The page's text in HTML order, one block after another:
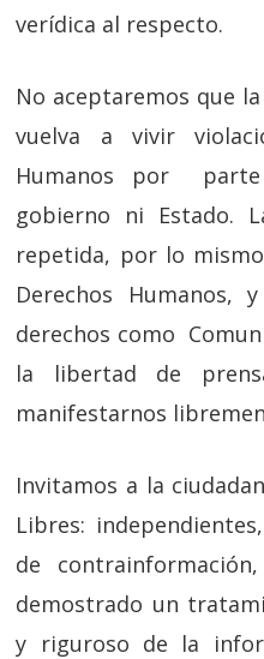
verídica al respecto.
No aceptaremos que
vuelva a vivir
Humanos por
gobierno ni Estado.
repetida, por lo
Derechos Humanos,
derechos como
la libertad de
manifestarnos
Invitamos a la
Libres:
de
demostrado un
y riguroso de la